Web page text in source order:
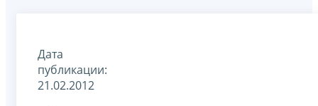
Дата
публикации:
21.02.2012